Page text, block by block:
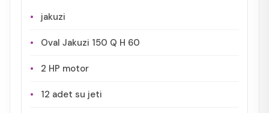
jakuzi
Oval Jakuzi 150 Q H 60
2 HP motor
12 adet su jeti